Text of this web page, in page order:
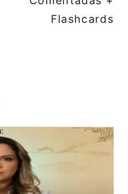
Flashcards